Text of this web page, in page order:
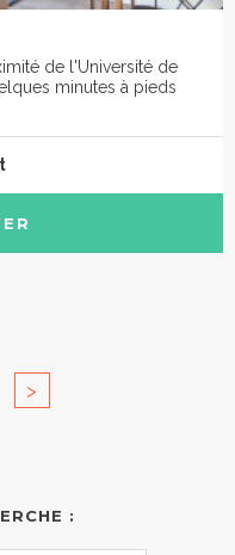
de l'Université de
minutes à pieds
>
: